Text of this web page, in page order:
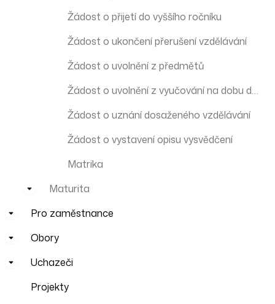
Žádost o přijetí do vyššího ročníku
Žádost o ukončení přerušení vzdělávání
Žádost o uvolnění z předmětů
Žádost o uvolnění z vyučování na dobu delší než 1 den z důvodů předem známých
Žádost o uznání dosaženého vzdělávání
Žádost o vystavení opisu vysvědčení
Matrika
Maturita
Pro zaměstnance
Obory
Uchazeči
Projekty